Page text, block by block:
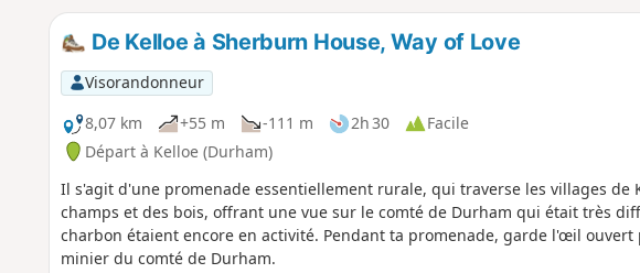
De Kelloe à Sherburn House, Way of Love
Visorandonneur
8,07 km
+55 m -111 m 2h 30
Facile
Départ à Kelloe (Durham)
Il s'agit d'une promenade essentiellement rurale, qui traverse les villages de
champs et des bois, offrant une vue sur le comté de Durham qui était très
charbon étaient encore en activité. Pendant ta promenade, garde l'œil
minier du comté de Durham.